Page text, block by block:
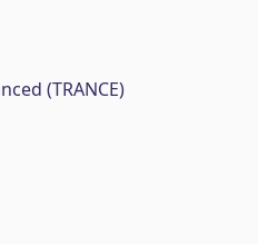
(TRANCE)